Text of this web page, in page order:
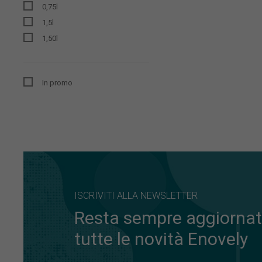
0,75l
1,5l
1,50l
In promo
ISCRIVITI ALLA NEWSLETTER
Resta sempre
tutte le novità Enovely